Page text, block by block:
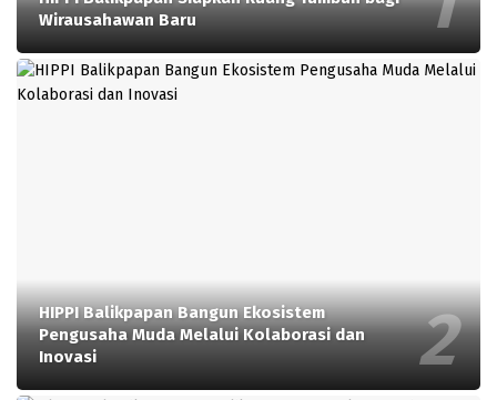
Wirausahawan Baru
HIPPI Balikpapan Bangun Ekosistem
Pengusaha Muda Melalui Kolaborasi dan
Inovasi